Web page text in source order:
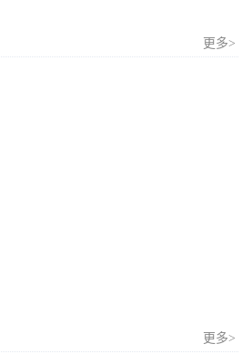
更多>
更多>